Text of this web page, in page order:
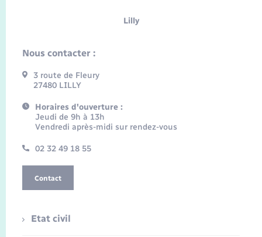
Lilly
Nous contacter :
3 route de Fleury
27480 LILLY
Horaires d'ouverture :
Jeudi de 9h à 13h
Vendredi après-midi sur rendez-vous
02 32 49 18 55
Contact
Etat civil